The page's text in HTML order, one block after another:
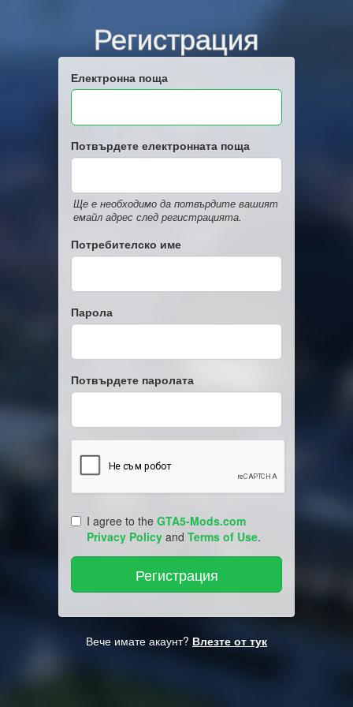
Регистрация
Електронна поща
Потвърдете електронната поща
Ще е необходимо да потвърдите вашият
емайл адрес след регистрацията.
Потребителско име
Парола
Потвърдете паролата
I agree to the GTA5-Mods.com
Privacy Policy and Terms of Use.
Вече имате акаунт? Влезте от тук